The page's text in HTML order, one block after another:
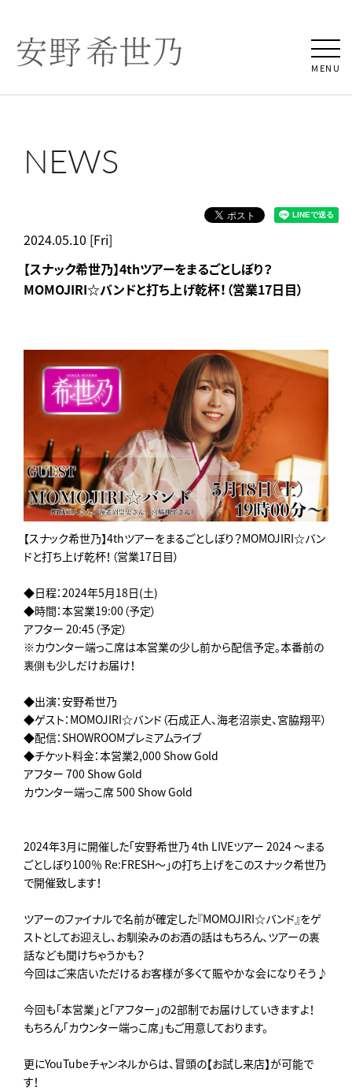
MENU
NEWS
2024.05.10 [Fri]
【スナック希世乃】4thツアーをまるごとしぼり？
MOMOJIRI☆バンドと打ち上げ乾杯！（営業17日目）
【スナック希世乃】4thツアーをまるごとしぼり？MOMOJIRI☆バン
ドと打ち上げ乾杯！（営業17日目）
◆日程：2024年5月18日(土)
◆時間：本営業19:00（予定）
アフター 20:45（予定）
※カウンター端っこ席は本営業の少し前から配信予定。本番前の
裏側も少しだけお届け！
◆出演：安野希世乃
◆ゲスト：MOMOJIRI☆バンド（石成正人、海老沼崇史、宮脇翔平）
◆配信：SHOWROOMプレミアムライブ
◆チケット料金：本営業2,000 Show Gold
アフター 700 Show Gold
カウンター端っこ席 500 Show Gold
2024年3月に開催した「安野希世乃 4th LIVEツアー 2024 ～まる
ごとしぼり100％ Re:FRESH～」の打ち上げをこのスナック希世乃
で開催致します！
ツアーのファイナルで名前が確定した『MOMOJIRI☆バンド』をゲ
ストとしてお迎えし、お馴染みのお酒の話はもちろん、ツアーの裏
話なども聞けちゃうかも？
今回はご来店いただけるお客様が多くて賑やかな会になりそう♪
今回も「本営業」と「アフター」の2部制でお届けしていきますよ！
もちろん「カウンター端っこ席」もご用意しております。
更にYouTubeチャンネルからは、冒頭の【お試し来店】が可能で
す！